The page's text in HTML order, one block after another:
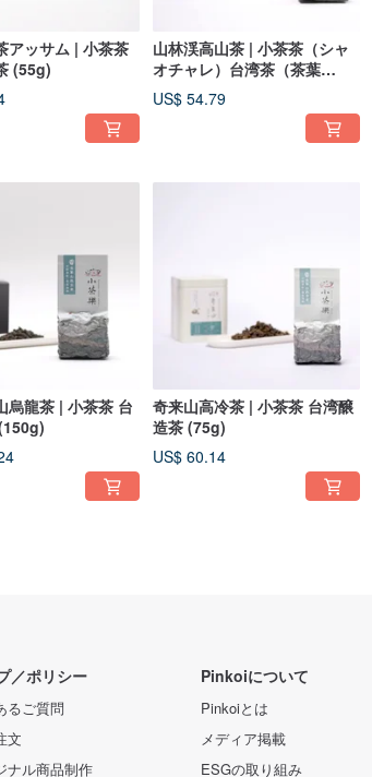
アッサム | 小茶茶
(55g)
山林渓高山茶 | 小茶茶（シャ
オチャレ）台湾茶（茶葉
150g）
US$ 54.79
烏龍茶 | 小茶茶 台
奇来山高冷茶 | 小茶茶 台湾醸
造茶 (75g)
US$ 60.14
／ポリシー
るご質問
文
ナル商品制作
Pinkoiについて
Pinkoiとは
メディア掲載
ESGの取り組み